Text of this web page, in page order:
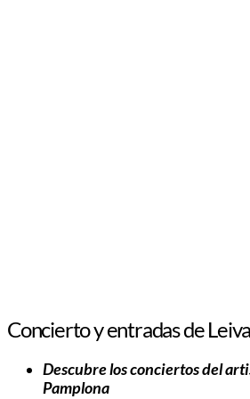
Concierto y entradas de
Descubre los conciertos del
Pamplona